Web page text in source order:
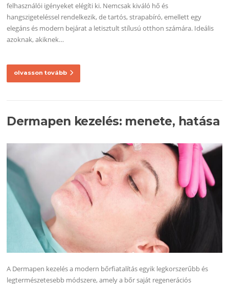
felhasználói igényeket elégíti ki. Nemcsak kiváló hő és
hangszigeteléssel rendelkezik, de tartós, strapabíró, emellett egy
elegáns és modern bejárat a letisztult stílusú otthon számára. Ideális
azoknak, akiknek…
olvasson tovább
Dermapen kezelés: menete, hatása
A Dermapen kezelés a modern bőrfiatalítás egyik legkorszerűbb és
legtermészetesebb módszere, amely a bőr saját regenerációs